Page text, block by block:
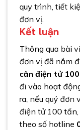
quy trình, tiết
đơn vị.
Kết luận
Thông qua bài
đơn vị đã nắm
cân điện tử
đi vào hoạt
ra, nếu quý đơn
điện tử 100
theo số hotline